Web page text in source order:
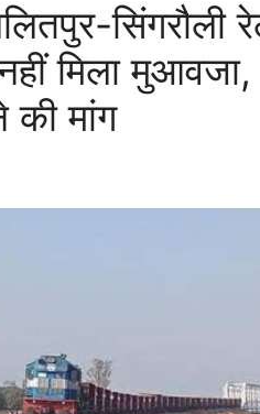
सिंगरौली
मिला
की मांग